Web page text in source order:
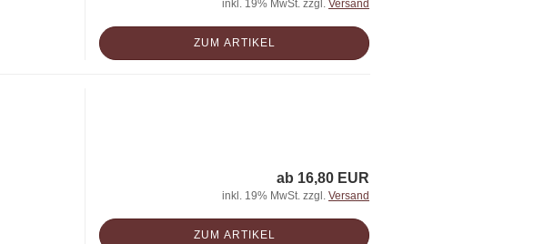
inkl. 19% MwSt. zzgl. Versand
ZUM ARTIKEL
ab 16,80 EUR
inkl. 19% MwSt. zzgl. Versand
ZUM ARTIKEL